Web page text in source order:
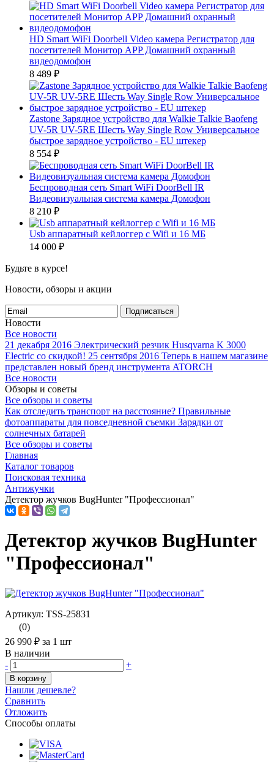
HD Smart WiFi Doorbell Video камера Регистратор для
посетителей Монитор APP Домашний охранный
видеодомофон
8 489 ₽
Zastone Зарядное устройство для Walkie Talkie Baofeng
UV-5R UV-5RE Шесть Way Single Row Универсальное
быстрое зарядное устройство - EU штекер
8 554 ₽
Беспроводная сеть Smart WiFi DoorBell IR
Видеовизуальная система камера Домофон
8 210 ₽
Usb аппаратный кейлоггер с Wifi и 16 МБ
14 000 ₽
Будьте в курсе!
Новости, обзоры и акции
Подписаться
Новости
Все новости
21 декабря 2016 Электрический резчик Husqvarna K 3000
Electric со скидкой! 25 сентября 2016 Теперь в нашем магазине
представлен новый бренд инструмента ATORCH
Все новости
Обзоры и советы
Все обзоры и советы
Как отследить транспорт на расстояние? Правильные
фотоаппараты для повседневной съемки Зарядки от
солнечных батарей
Все обзоры и советы
Главная
Каталог товаров
Поисковая техника
Антижучки
Детектор жучков BugHunter "Профессионал"
Детектор жучков BugHunter
"Профессионал"
Артикул: TSS-25831
(0)
26 990 ₽ за 1 шт
В наличии
-
+
В корзину
Нашли дешевле?
Сравнить
Отложить
Способы оплаты